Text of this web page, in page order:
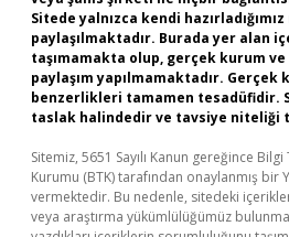
Sitede yalnızca kendi
paylaşılmaktadır. Burada yer alan
taşımamakta olup, gerçek kurum
paylaşım yapılmamaktadır.
benzerlikleri tamamen tesadüfidir.
taslak halindedir ve tavsiye niteliği
Sitemiz, 5651 Sayılı Kanun gereğince
Kurumu (BTK) tarafından onaylanmış bir
vermektedir. Bu nedenle, sitedeki
veya araştırma yükümlülüğümüz